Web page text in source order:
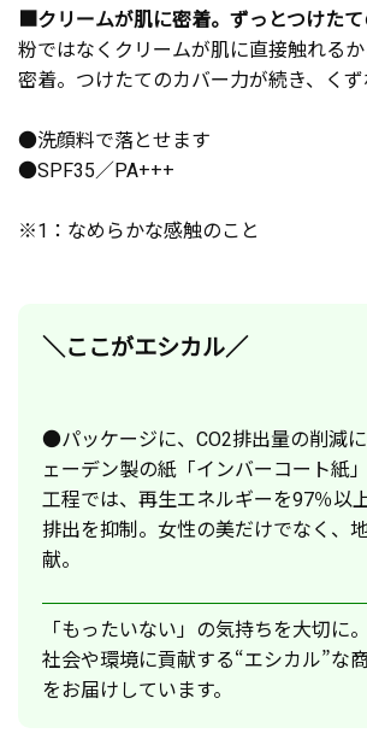
■クリームが肌に密着。ずっとつけたて
粉ではなくクリームが肌に直接触れる
密着。つけたてのカバー力が続き、くず
●洗顔料で落とせます
●SPF35／PA+++
※1：なめらかな感触のこと
＼ここがエシカル／
●パッケージに、CO2排出量の削減
ェーデン製の紙「インバーコート紙
工程では、再生エネルギーを97％以
排出を抑制。女性の美だけでなく、
献。
「もったいない」の気持ちを大切に
社会や環境に貢献する“エシカル”な
をお届けしています。